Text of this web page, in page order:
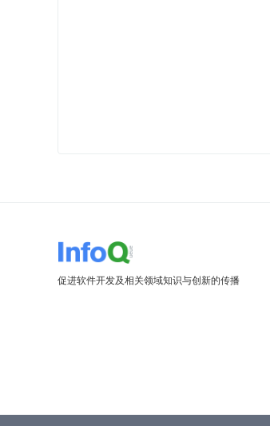
促进软件开发及相关领域知识与创新的传播